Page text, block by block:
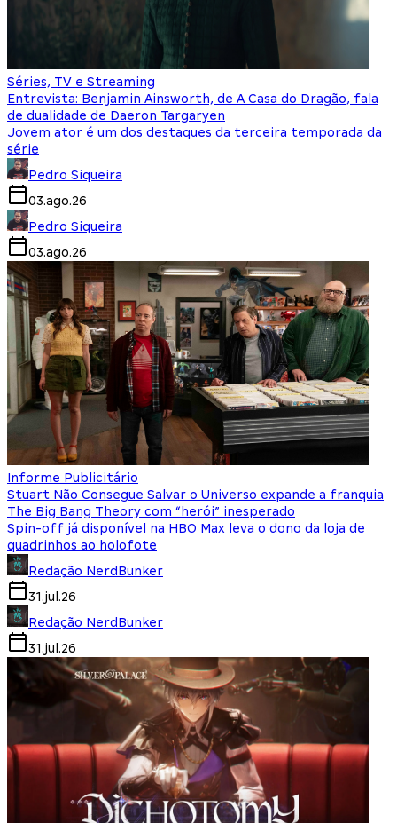
Séries, TV e Streaming
Entrevista: Benjamin Ainsworth, de A Casa do Dragão, fala
de dualidade de Daeron Targaryen
Jovem ator é um dos destaques da terceira temporada da
série
Pedro Siqueira
03.ago.26
Pedro Siqueira
03.ago.26
Informe Publicitário
Stuart Não Consegue Salvar o Universo expande a franquia
The Big Bang Theory com “herói” inesperado
Spin-off já disponível na HBO Max leva o dono da loja de
quadrinhos ao holofote
Redação NerdBunker
31.jul.26
Redação NerdBunker
31.jul.26